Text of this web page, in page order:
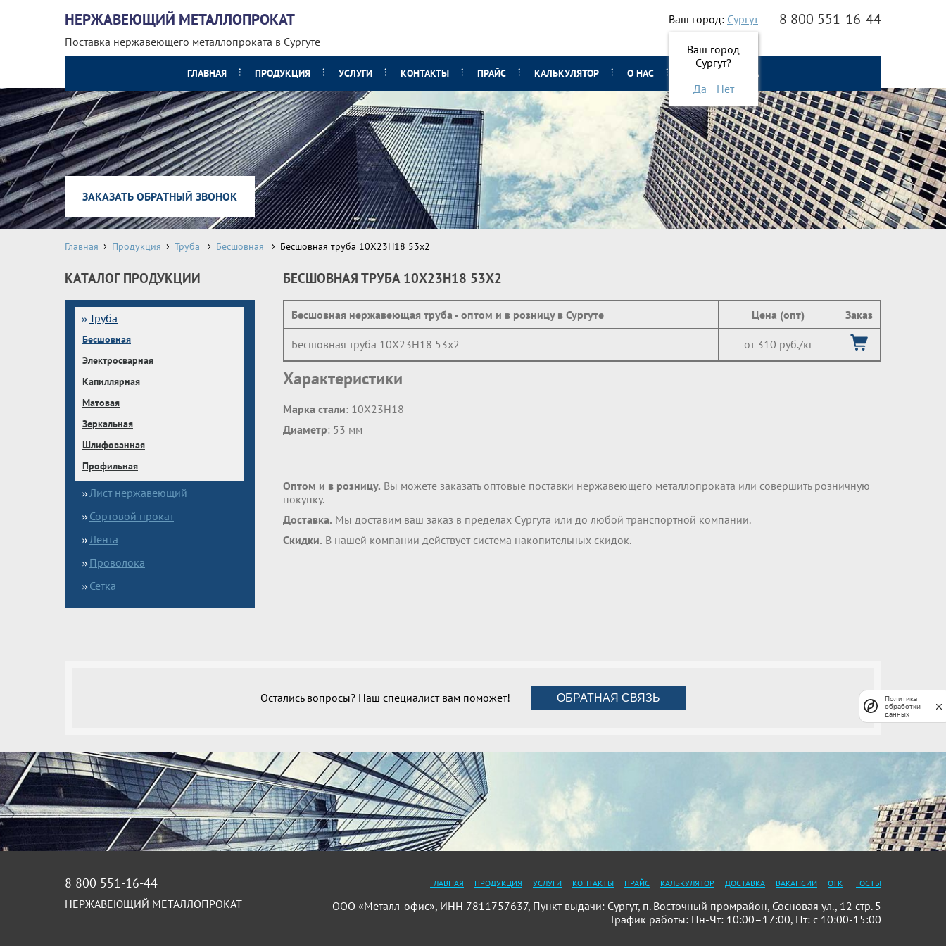
НЕРЖАВЕЮЩИЙ МЕТАЛЛОПРОКАТ
Поставка нержавеющего металлопроката в Сургуте
Ваш город: Сургут
Ваш город
Сургут?
Да
Нет
8 800 551-16-44
ГЛАВНАЯ ПРОДУКЦИЯ УСЛУГИ КОНТАКТЫ ПРАЙС КАЛЬКУЛЯТОР О НАС ОНЛАЙН ЗАЯВКА
ЗАКАЗАТЬ ОБРАТНЫЙ ЗВОНОК
Главная Продукция Труба Бесшовная Бесшовная труба 10Х23Н18 53х2
КАТАЛОГ ПРОДУКЦИИ
Труба
Бесшовная
Электросварная
Капиллярная
Матовая
Зеркальная
Шлифованная
Профильная
Лист нержавеющий
Сортовой прокат
Лента
Проволока
Сетка
БЕСШОВНАЯ ТРУБА 10Х23Н18 53Х2
Бесшовная нержавеющая труба - оптом и в розницу в Сургуте Цена (опт) Заказ
Бесшовная труба 10Х23Н18 53х2 от 310 руб./кг
Характеристики
Марка стали: 10Х23Н18
Диаметр: 53 мм
Оптом и в розницу. Вы можете заказать оптовые поставки нержавеющего металлопроката или совершить розничную
покупку.
Доставка. Мы доставим ваш заказ в пределах Сургута или до любой транспортной компании.
Скидки. В нашей компании действует система накопительных скидок.
Остались вопросы? Наш специалист вам поможет! ОБРАТНАЯ СВЯЗЬ
8 800 551-16-44
НЕРЖАВЕЮЩИЙ МЕТАЛЛОПРОКАТ
ГЛАВНАЯ ПРОДУКЦИЯ УСЛУГИ КОНТАКТЫ ПРАЙС КАЛЬКУЛЯТОР ДОСТАВКА ВАКАНСИИ ОТК ГОСТЫ
ООО «Металл-офис», ИНН 7811757637, Пункт выдачи: Сургут, п. Восточный промрайон, Сосновая ул., 12 стр. 5
График работы: Пн-Чт: 10:00–17:00, Пт: с 10:00-15:00
Политика
обработки
данных